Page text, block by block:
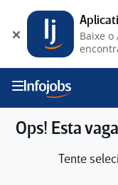
Ops! Esta
Tente
Baixe o